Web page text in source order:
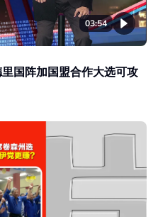
03:54
国阵加国盟合作大选可攻